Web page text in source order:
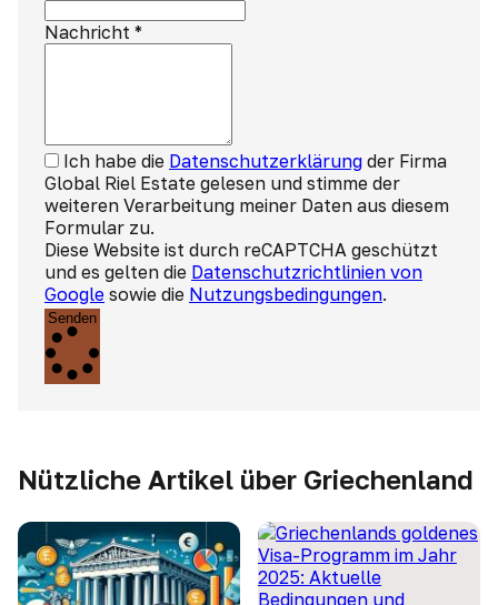
Nachricht *
Ich habe die Datenschutzerklärung der Firma
Global Riel Estate gelesen und stimme der
weiteren Verarbeitung meiner Daten aus diesem
Formular zu.
Diese Website ist durch reCAPTCHA geschützt
und es gelten die Datenschutzrichtlinien von
Google sowie die Nutzungsbedingungen.
Senden
Nützliche Artikel über Griechenland